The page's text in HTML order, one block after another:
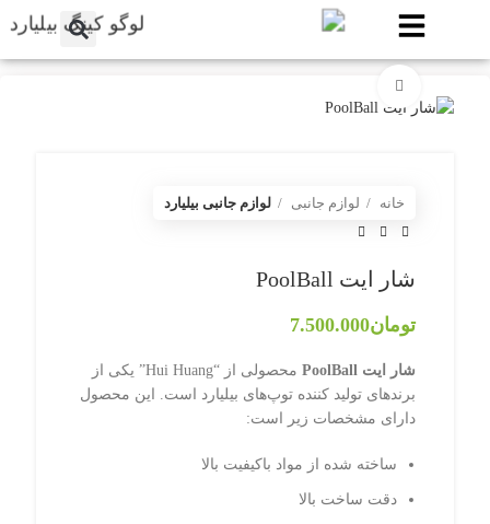
خانه لوازم جانبی لوازم جانبی بیلیارد
شار ایت PoolBall
تومان7.500.000
شار ایت PoolBall
محصولی از “Hui Huang” یکی از
برندهای تولید کننده توپ‌های بیلیارد است. این محصول
دارای مشخصات زیر است:
ساخته شده از مواد باکیفیت بالا
دقت ساخت بالا